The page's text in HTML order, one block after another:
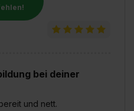
bei deiner
und nett.